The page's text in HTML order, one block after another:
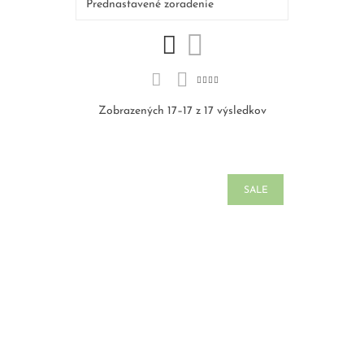
Zobrazených 17–17 z 17 výsledkov
SALE